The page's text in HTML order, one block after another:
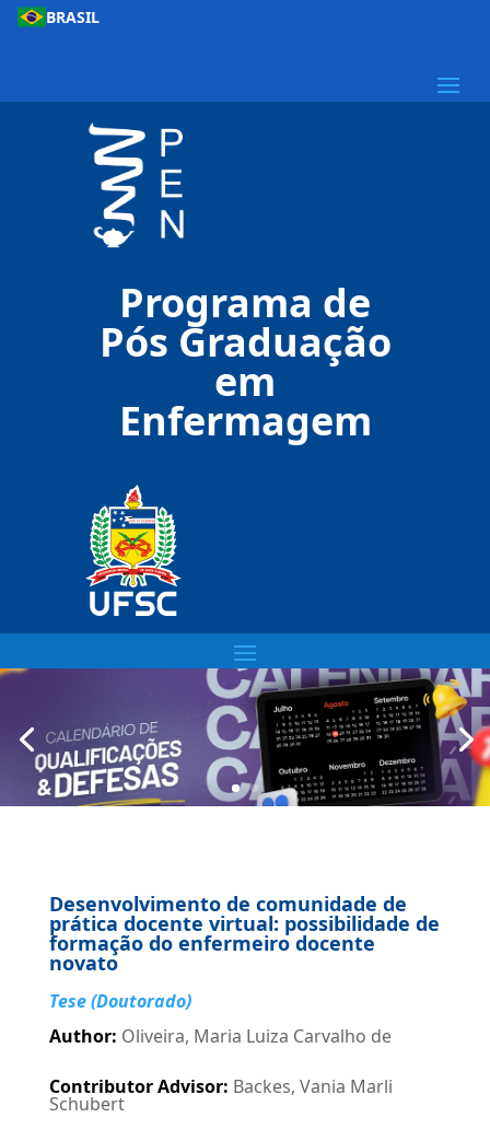
BRASIL
Programa de
Pós Graduação
em
Enfermagem
Desenvolvimento de comunidade de
prática docente virtual: possibilidade de
formação do enfermeiro docente
novato
Tese (Doutorado)
Author: Oliveira, Maria Luiza Carvalho de
Contributor Advisor: Backes, Vania Marli
Schubert